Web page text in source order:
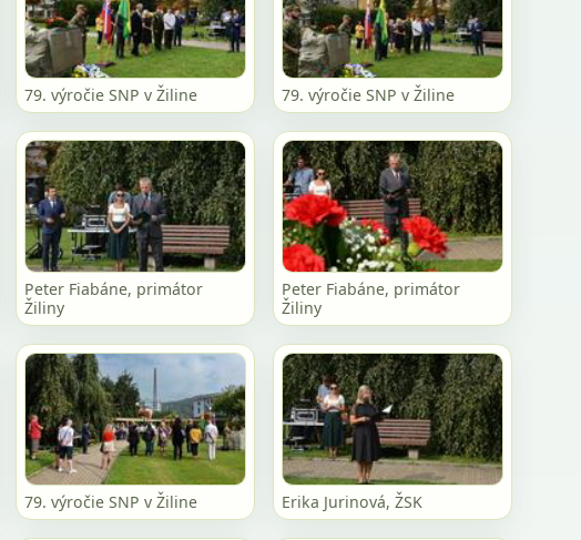
79. výročie SNP v Žiline 79. výročie SNP v Žiline
Peter Fiabáne, primátor
Žiliny
Peter Fiabáne, primátor
Žiliny
79. výročie SNP v Žiline Erika Jurinová, ŽSK